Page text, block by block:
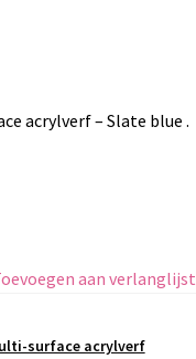
acrylverf – Slate blue .
aan verlanglijst
surface acrylverf